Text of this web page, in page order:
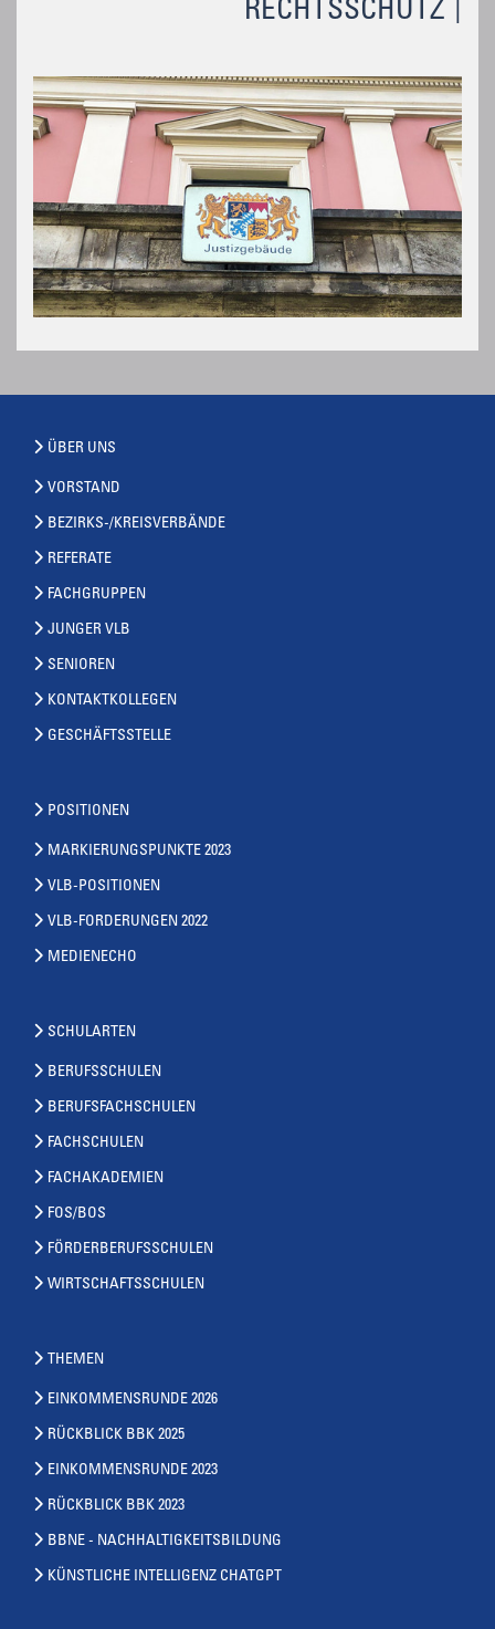
RECHTSSCHUTZ
ÜBER UNS
VORSTAND
BEZIRKS-/KREISVERBÄNDE
REFERATE
FACHGRUPPEN
JUNGER VLB
SENIOREN
KONTAKTKOLLEGEN
GESCHÄFTSSTELLE
POSITIONEN
MARKIERUNGSPUNKTE 2023
VLB-POSITIONEN
VLB-FORDERUNGEN 2022
MEDIENECHO
SCHULARTEN
BERUFSSCHULEN
BERUFSFACHSCHULEN
FACHSCHULEN
FACHAKADEMIEN
FOS/BOS
FÖRDERBERUFSSCHULEN
WIRTSCHAFTSSCHULEN
THEMEN
EINKOMMENSRUNDE 2026
RÜCKBLICK BBK 2025
EINKOMMENSRUNDE 2023
RÜCKBLICK BBK 2023
BBNE - NACHHALTIGKEITSBILDUNG
KÜNSTLICHE INTELLIGENZ CHATGPT